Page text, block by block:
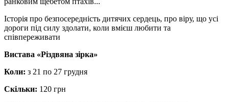
Історія про безпосередність дитячих сердець, про віру, що усі
дороги під силу здолати, коли вмієш любити та
співпереживати
Вистава «Різдвяна зірка»
Коли: з 21 по 27 грудня
Скільки: 120 грн